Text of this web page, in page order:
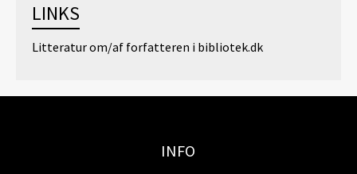
LINKS
Litteratur om/af forfatteren i bibliotek.dk
INFO